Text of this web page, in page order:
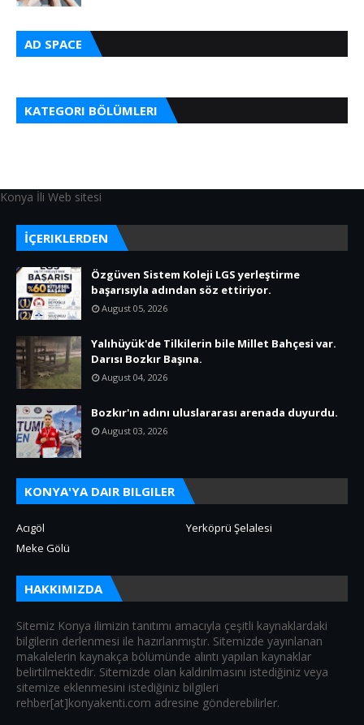
AD SPACE
KATEGORI BÖLÜMLERI
Konya İli Web sitesi
İÇERIKLERDEN
Özgüven Sistem Koleji LGS yerleştirme
başarısıyla adından söz ettiriyor.
August 05, 2026
Yalıhüyük'de Tilkilerin bile Millet Bahçesi var.
Darısı Bozkır Başına.
August 04, 2026
Bozkır'ın adını uluslararası arenada duyurdu.
August 03, 2026
KONYA'YA DAIR BILGILER
Acıgöl
Yerköprü Şelalesi
Meke Gölü
HAKKIMIZDA
Sitemiz Konya ilimizin tanıtımı amacıyla çeşitli kaynaklardaki
bilgilerin derlenmesi ile hazırlanmıştır. Sitemizde yayınlanan
makalelerin kaynakça bölümünde alıntı yapılan kaynaklar
belirtilmektedir. Sitemizde olan kaldırılmasını istediğiniz veya
sitemize eklenmesini istediğiniz bilgileri
rehber[at]konyakenti.com adresine gönderebilirler.